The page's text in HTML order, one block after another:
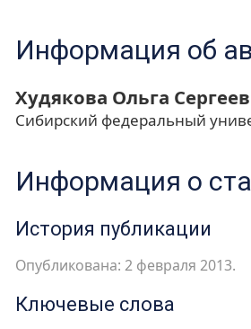
Информация об
Худякова Ольга
Сибирский федеральный
Информация о
История публикации
Опубликована: 2 февраля 2013.
Ключевые слова